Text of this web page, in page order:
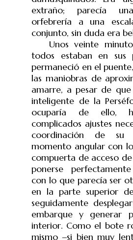
extraño; parecía
orfebrería a una
conjunto, sin duda era
Unos veinte
todos estaban en sus
permaneció en el
las maniobras de
amarre, a pesar de
inteligente de la
ocuparía de ello,
complicados ajustes
coordinación de su
momento angular con
compuerta de acceso
ponerse
con lo que parecía ser
en la parte superior
seguidamente
embarque y generar
interior. Como el bote
mismo ‒si bien muy